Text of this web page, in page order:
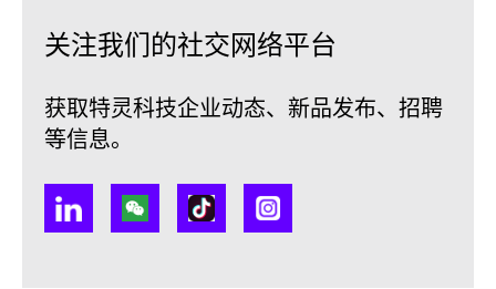
关注我们的社交网络平台
获取特灵科技企业动态、新品发布、招聘
等信息。